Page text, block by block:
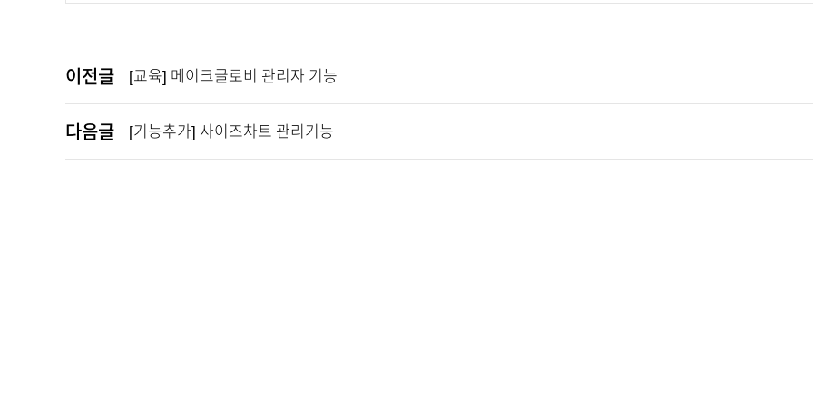
이전글 [교육] 메이크글로비 관리자 기능
다음글 [기능추가] 사이즈차트 관리기능